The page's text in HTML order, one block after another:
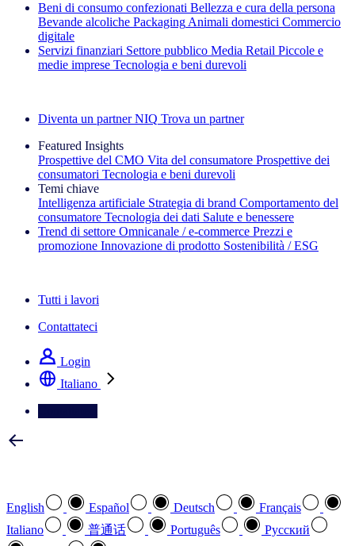
Beni di consumo confezionati Bellezza e cura della persona
Bevande alcoliche Packaging Animali domestici Commercio
digitale
Servizi finanziari Settore pubblico Media Retail Piccole e
medie imprese Tecnologia e beni durevoli
Diventa un partner NIQ Trova un partner
Featured Insights
Prospettive del CMO Vita del consumatore Prospettive dei
consumatori Tecnologia e beni durevoli
Temi chiave
Intelligenza artificiale Strategia di brand Comportamento del
consumatore Tecnologia dei dati Salute e benessere
Trend di settore Omnicanale / e‑commerce Prezzi e
promozione Innovazione di prodotto Sostenibilità / ESG
Tutti i lavori
Contattateci
Login
Italiano
English Español Deutsch
Français
Italiano
普通话 Português
Pусский